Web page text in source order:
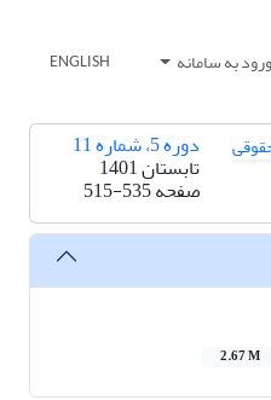
ورود به سامانه ENGLISH
دوره 5، شماره 11
تابستان 1401
صفحه515-535
2.67 M